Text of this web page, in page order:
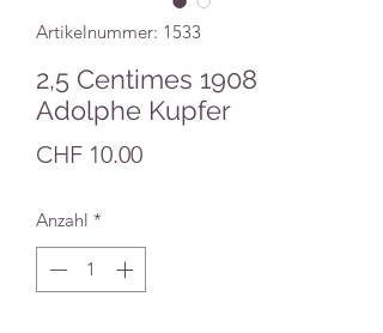
Artikelnummer: 1533
2,5 Centimes 1908
Adolphe Kupfer
CHF 10.00Preis
Anzahl *